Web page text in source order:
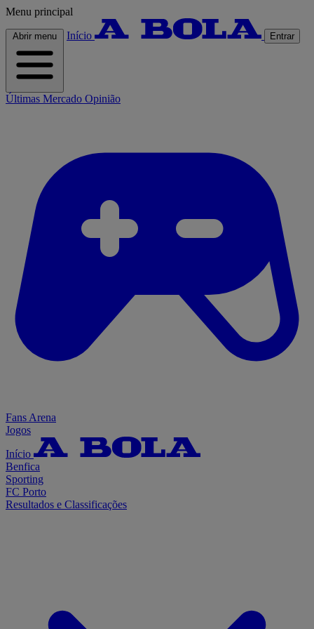
Menu principal
Abrir menu Início Entrar
Últimas Mercado Opinião
Fans Arena
Jogos
Início
Benfica
Sporting
FC Porto
Resultados e Classificações